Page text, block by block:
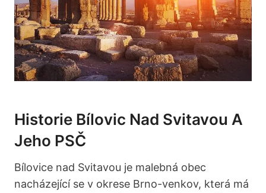
Historie Bílovic Nad Svitavou A
Jeho PSČ
Bílovice nad Svitavou je malebná obec
nacházející se v okrese Brno-venkov, která má